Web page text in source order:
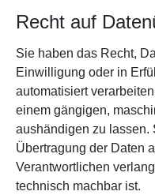
Recht auf
Sie haben das Recht,
Einwilligung oder in
automatisiert
einem gängigen,
aushändigen zu lassen.
Übertragung der Daten
Verantwortlichen
technisch machbar ist.